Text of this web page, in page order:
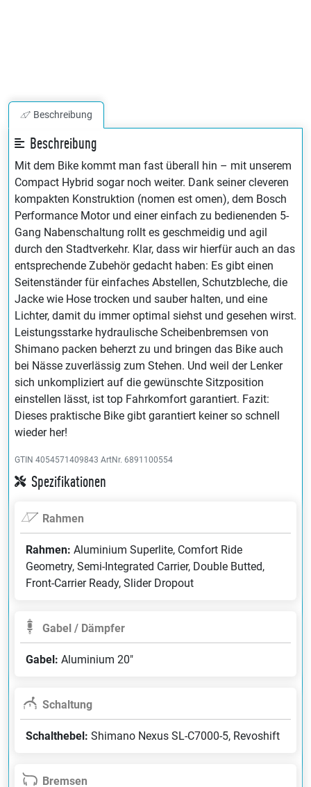
Beschreibung
Beschreibung
Mit dem Bike kommt man fast überall hin – mit unserem
Compact Hybrid sogar noch weiter. Dank seiner cleveren
kompakten Konstruktion (nomen est omen), dem Bosch
Performance Motor und einer einfach zu bedienenden 5-
Gang Nabenschaltung rollt es geschmeidig und agil
durch den Stadtverkehr. Klar, dass wir hierfür auch an das
entsprechende Zubehör gedacht haben: Es gibt einen
Seitenständer für einfaches Abstellen, Schutzbleche, die
Jacke wie Hose trocken und sauber halten, und eine
Lichter, damit du immer optimal siehst und gesehen wirst.
Leistungsstarke hydraulische Scheibenbremsen von
Shimano packen beherzt zu und bringen das Bike auch
bei Nässe zuverlässig zum Stehen. Und weil der Lenker
sich unkompliziert auf die gewünschte Sitzposition
einstellen lässt, ist top Fahrkomfort garantiert. Fazit:
Dieses praktische Bike gibt garantiert keiner so schnell
wieder her!
GTIN 4054571409843 ArtNr. 6891100554
Spezifikationen
Rahmen
Rahmen: Aluminium Superlite, Comfort Ride
Geometry, Semi-Integrated Carrier, Double Butted,
Front-Carrier Ready, Slider Dropout
Gabel / Dämpfer
Gabel: Aluminium 20"
Schaltung
Schalthebel: Shimano Nexus SL-C7000-5, Revoshift
Bremsen